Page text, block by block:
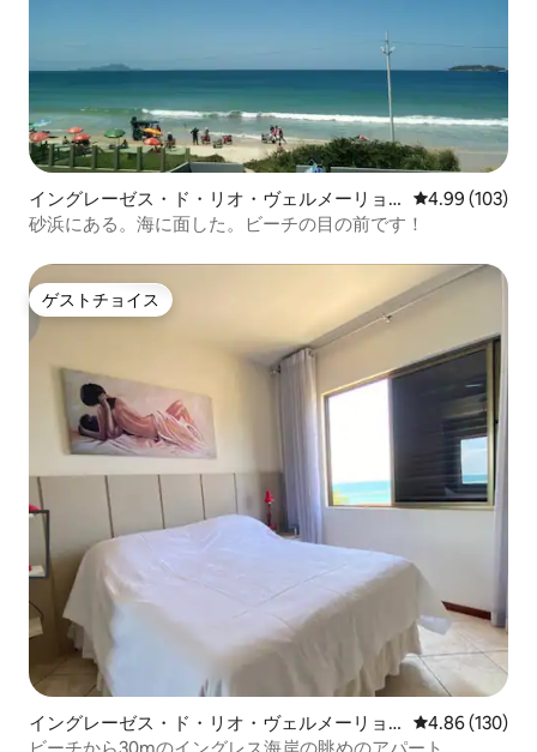
イングレーゼス・ド・リオ・ヴェルメーリョ
のコンドミニアム
レビュー103
4.99 (103)
砂浜にある。海に面した。ビーチの目の前です！
ゲストチョイス
ゲストチョイス
イングレーゼス・ド・リオ・ヴェルメーリョ
のコンドミニアム
レビュー130
4.86 (130)